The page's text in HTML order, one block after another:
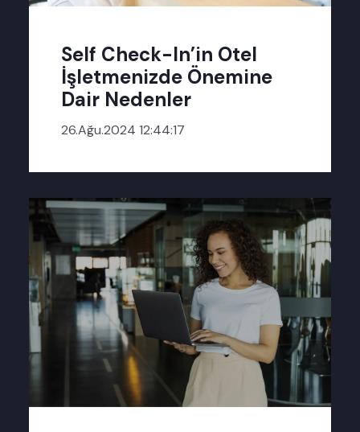
Self Check-In’in Otel
İşletmenizde Önemine
Dair Nedenler
26.Ağu.2024 12:44:17